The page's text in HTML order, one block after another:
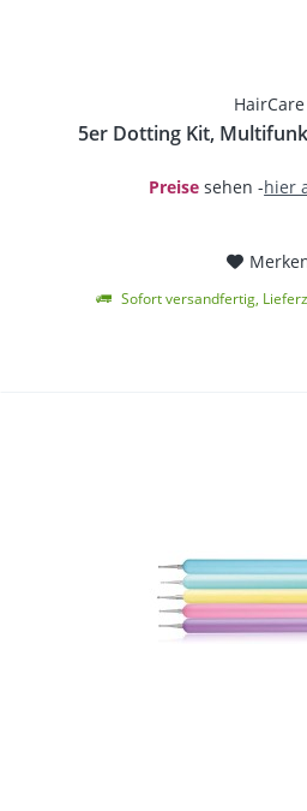
HairCare
5er Dotting Kit,
Preise sehen -hier
Sofort versandfertig,